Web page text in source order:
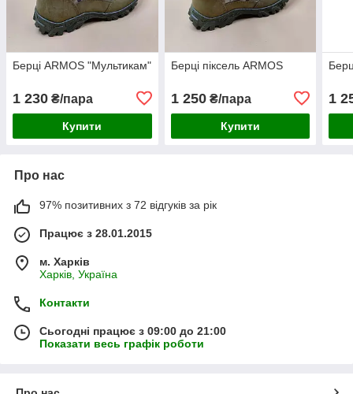
Берці ARMOS "Мультикам"
1 230 ₴/пара
Купити
Берці піксель ARMOS
1 250₴/пара
Купити
1
Про нас
97% позитивних з 72 відгуків за рік
Працює з 28.01.2015
м. Харків
Харків, Україна
Контакти
Сьогодні працює з 09:00 до 21:00
Показати весь графік роботи